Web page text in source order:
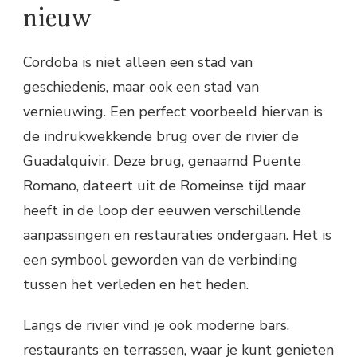
nieuw
Cordoba is niet alleen een stad van
geschiedenis, maar ook een stad van
vernieuwing. Een perfect voorbeeld hiervan is
de indrukwekkende brug over de rivier de
Guadalquivir. Deze brug, genaamd Puente
Romano, dateert uit de Romeinse tijd maar
heeft in de loop der eeuwen verschillende
aanpassingen en restauraties ondergaan. Het is
een symbool geworden van de verbinding
tussen het verleden en het heden.
Langs de rivier vind je ook moderne bars,
restaurants en terrassen, waar je kunt genieten